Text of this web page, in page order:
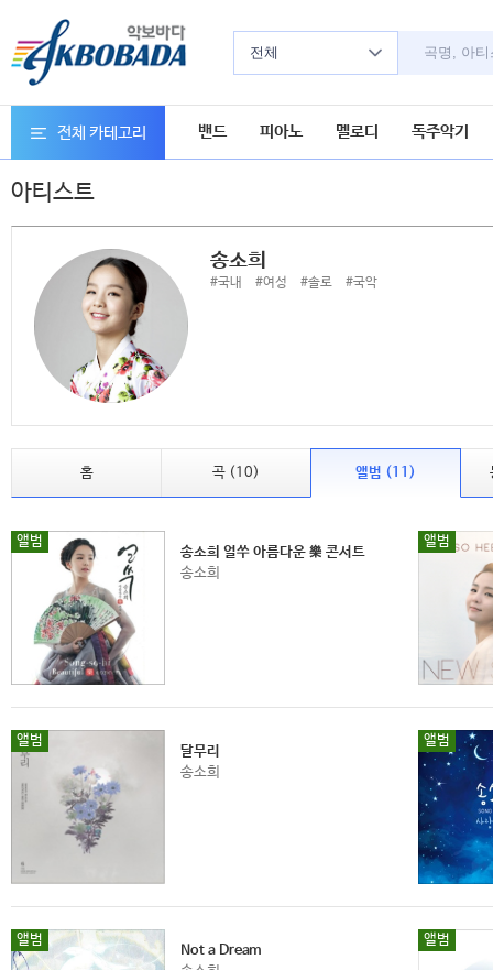
전체
전체 카테고리 밴드 피아노 멜로디 독주악기
아티스트
송소희
#국내 #여성 #솔로 #국악
홈 곡 (10) 앨범 (11)
앨범
송소희 얼쑤 아름다운 樂 콘서트
송소희
앨범
앨범
달무리
송소희
앨범
앨범
Not a Dream
앨범